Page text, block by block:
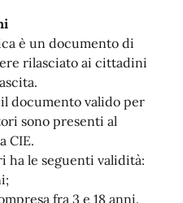
è un documento di
rilasciato ai cittadini
documento valido per
sono presenti al
CIE.
ha le seguenti validità:
fra 3 e 18 anni.